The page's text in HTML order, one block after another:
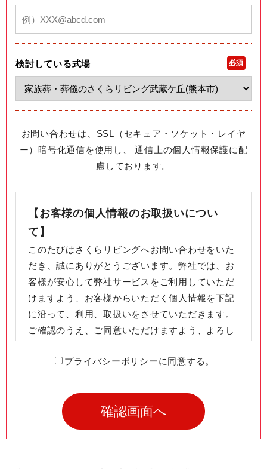
検討している式場 必須
お問い合わせは、SSL（セキュア・ソケット・レイヤ
ー）暗号化通信を使用し、 通信上の個人情報保護に配
慮しております。
【お客様の個人情報のお取扱いについ
て】
このたびはさくらリビングへお問い合わせをいた
だき、誠にありがとうございます。弊社では、お
客様が安心して弊社サービスをご利用していただ
けますよう、お客様からいただく個人情報を下記
に沿って、利用、取扱いをさせていただきます。
ご確認のうえ、ご同意いただけますよう、よろし
＜利用目的について＞
内で使用致します。
・お客様からいただいたご質問に対し、弊社担当
者が回答の連絡を行うため。
プライバシーポリシーに同意する。